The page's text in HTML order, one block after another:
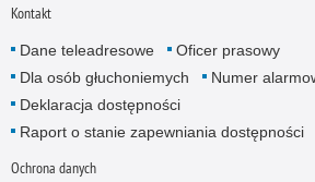
Kontakt
Dane teleadresowe
Oficer prasowy
Dla osób głuchoniemych
Numer
Deklaracja dostępności
Raport o stanie zapewniania dostępności
Ochrona danych